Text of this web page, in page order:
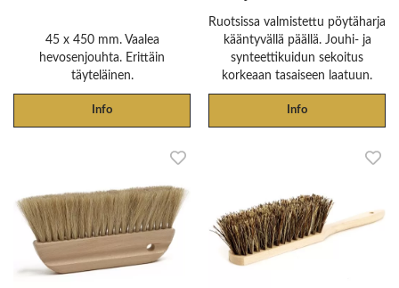
45 x 450 mm. Vaalea
hevosenjouhta. Erittäin
täyteläinen.
Info
Ruotsissa valmistettu pöytäharja
kääntyvällä päällä. Jouhi- ja
synteettikuidun sekoitus
korkeaan tasaiseen laatuun.
Info